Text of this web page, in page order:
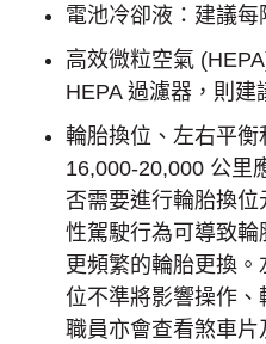
電池冷卻液：建議每
高效微粒空氣
HEPA 過濾器，則建
輪胎換位、左右平
16,000-20,000 公里
否需要進行輪胎換
性駕駛行為可導致
更頻繁的輪胎更換
位不準將影響操作、
職員亦會查看煞車片